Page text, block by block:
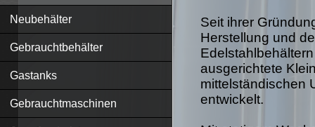
Neubehälter
Gebrauchtbehälter
Gastanks
Gebrauchtmaschinen
Seit ihrer
Herstellung und
ausgerichtete
mittelständischen
entwickelt.